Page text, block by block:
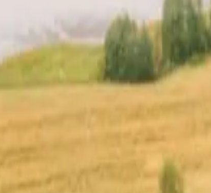
PosizioneRecensioni